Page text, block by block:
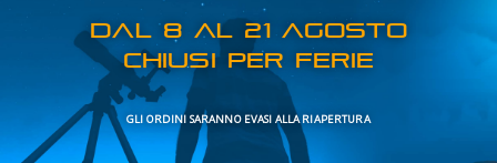
PRODOTTI
LEARN & FUN
MARCHI